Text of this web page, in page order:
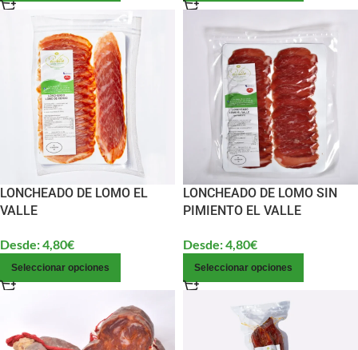
LONCHEADO DE LOMO EL
VALLE
Desde:4,80€
Seleccionar opciones
LONCHEADO DE LOMO SIN
PIMIENTO EL VALLE
Desde:4,80€
Seleccionar opciones